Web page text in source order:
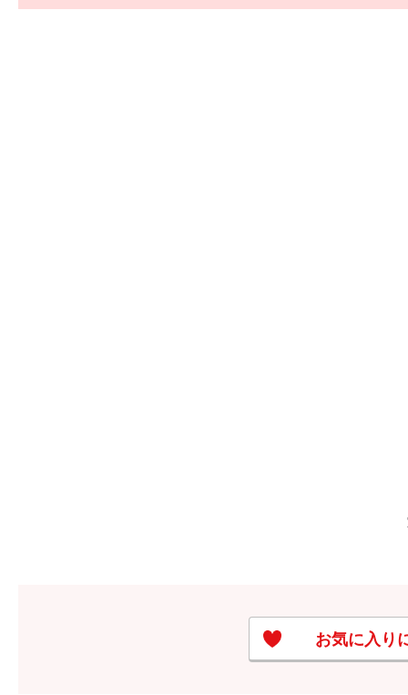
お気に入り